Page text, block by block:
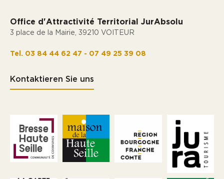
Office d'Attractivité Territorial JurAbsolu
3 place de la Mairie, 39210 VOITEUR
Tel. 03 84 44 62 47 - 07 49 25 39 08
Kontaktieren Sie uns